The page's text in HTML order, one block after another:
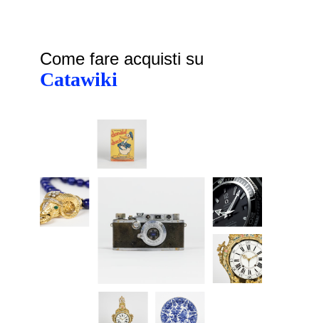
Come fare acquisti su
Catawiki